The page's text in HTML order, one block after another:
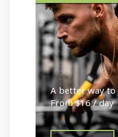
A better way
From $16 / day